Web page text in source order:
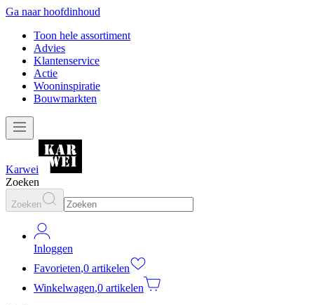
Ga naar hoofdinhoud
Toon hele assortiment
Advies
Klantenservice
Actie
Wooninspiratie
Bouwmarkten
Karwei
Zoeken
Zoeken
Inloggen
Favorieten,0 artikelen
Winkelwagen,0 artikelen